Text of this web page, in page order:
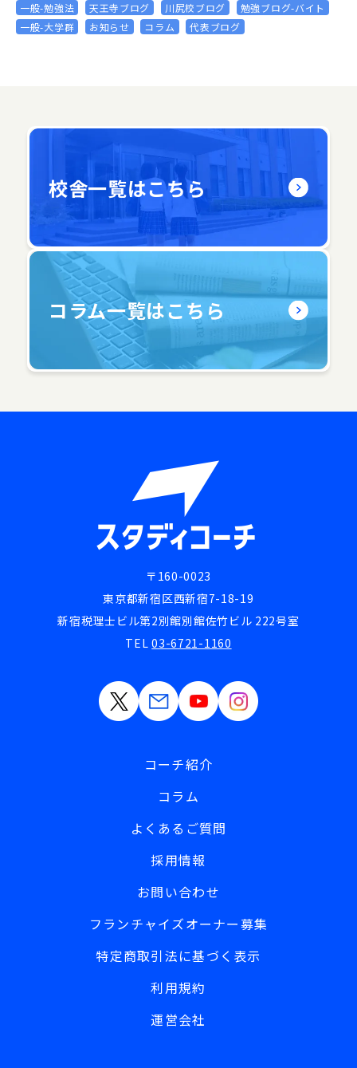
一般-勉強法
天王寺ブログ 川尻校ブログ
勉強ブログ-バイト
一般-大学群
お知らせ コラム 代表ブログ
校舎一覧はこちら
コラム一覧はこちら
〒160-0023
東京都新宿区西新宿7-18-19
新宿税理士ビル第2別館別館佐竹ビル 222号室
TEL03-6721-1160
コーチ紹介
コラム
よくあるご質問
採用情報
お問い合わせ
フランチャイズオーナー募集
特定商取引法に基づく表示
利用規約
運営会社